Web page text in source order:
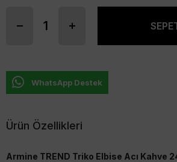
WhatsApp Destek
Ürün Özellikleri
Armine TREND Triko Elbise Acı Kahve